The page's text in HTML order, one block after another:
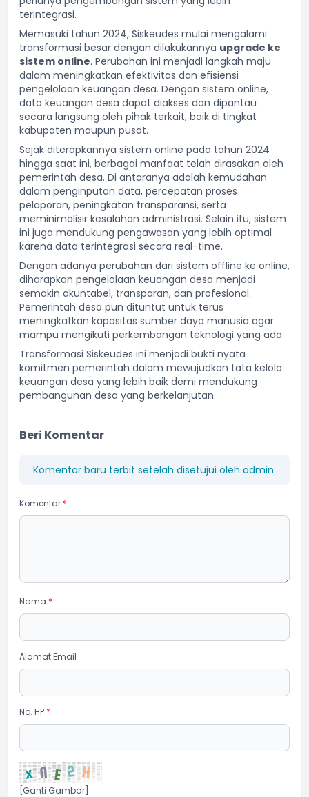
terintegrasi.
Memasuki tahun 2024, Siskeudes mulai mengalami
transformasi besar dengan dilakukannya upgrade ke
sistem online. Perubahan ini menjadi langkah maju
dalam meningkatkan efektivitas dan efisiensi
pengelolaan keuangan desa. Dengan sistem online,
data keuangan desa dapat diakses dan dipantau
secara langsung oleh pihak terkait, baik di tingkat
kabupaten maupun pusat.
Sejak diterapkannya sistem online pada tahun 2024
hingga saat ini, berbagai manfaat telah dirasakan oleh
pemerintah desa. Di antaranya adalah kemudahan
dalam penginputan data, percepatan proses
pelaporan, peningkatan transparansi, serta
meminimalisir kesalahan administrasi. Selain itu, sistem
ini juga mendukung pengawasan yang lebih optimal
karena data terintegrasi secara real-time.
Dengan adanya perubahan dari sistem offline ke online,
diharapkan pengelolaan keuangan desa menjadi
semakin akuntabel, transparan, dan profesional.
Pemerintah desa pun dituntut untuk terus
meningkatkan kapasitas sumber daya manusia agar
mampu mengikuti perkembangan teknologi yang ada.
Transformasi Siskeudes ini menjadi bukti nyata
komitmen pemerintah dalam mewujudkan tata kelola
keuangan desa yang lebih baik demi mendukung
pembangunan desa yang berkelanjutan.
Beri Komentar
Komentar baru terbit setelah disetujui oleh admin
Komentar *
Nama *
Alamat Email
No. HP *
[Ganti Gambar]